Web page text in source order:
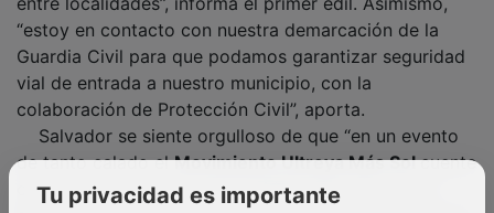
“estoy en contacto con nuestra demarcación de la
Guardia Civil para que podamos garantizar seguridad
vial de entrada a nuestro municipio, con la
colaboración de Protección Civil”, aporta.
Salvador se siente orgulloso de que “en un evento
de tanto calado elMovimiento Ultreya Más Solcuente
esfuerzo de todos Horche se conozca en los distintos
Tu privacidad es importante